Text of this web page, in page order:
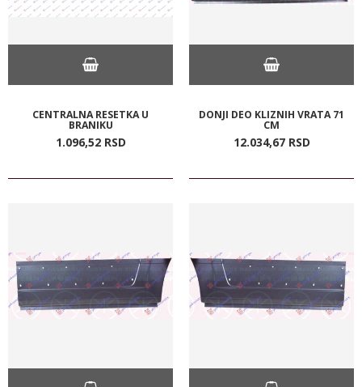
CENTRALNA RESETKA U
BRANIKU
1.096,52 RSD
DONJI DEO KLIZNIH VRATA 71
CM
12.034,67 RSD